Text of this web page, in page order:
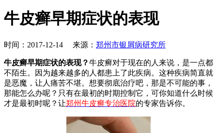
牛皮癣早期症状的表现
时间：2017-12-14 来源： 郑州市银屑病研究所
牛皮癣早期症状的表现？牛皮癣对于现在的人来说，是一点都
不陌生。因为越来越多的人都患上了此疾病。这种疾病简直就
是恶魔，让人痛苦不堪。想要彻底治疗吧，那是不可能的事，
那能怎么办呢？只有在最初的时期控制它，可你知道什么时候
才是最初时呢？让郑州牛皮癣专治医院的专家告诉你。